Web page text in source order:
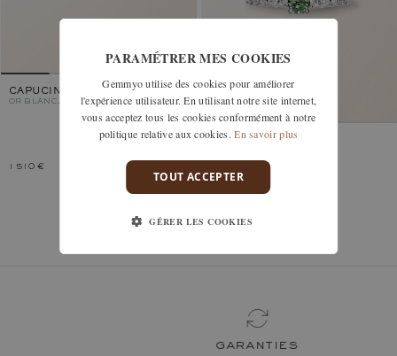
CAPUCINE 4 MM
OR BLANC, SAPHIR VERT
1 510 €
PARIS 1901 4 MM
garanties
PARAMÉTRER MES COOKIES
Gemmyo utilise des cookies pour améliorer
l'expérience utilisateur. En utilisant notre site internet,
vous acceptez tous les cookies conformément à notre
politique relative aux cookies. En savoir plus
TOUT ACCEPTER
GÉRER LES COOKIES